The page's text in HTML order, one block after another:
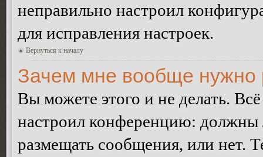
неправильно настроил
для исправления настроек.
Вернуться к началу
Зачем мне вообще нужно
Вы можете этого и не делать.
настроил конференцию: должны
размещать сообщения, или нет.